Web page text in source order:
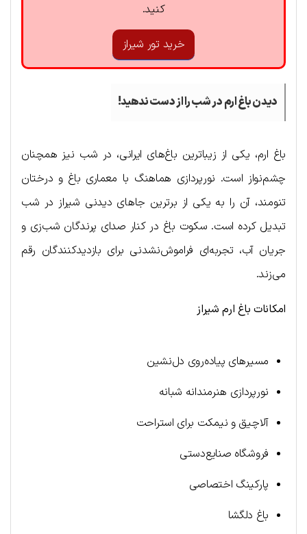
کنید.
خرید تور شیراز
دیدن باغ ارم در شب را از دست ندهید!
باغ ارم، یکی از زیباترین باغ‌های ایرانی، در شب نیز همچنان
چشم‌نواز است. نورپردازی هماهنگ با معماری باغ و درختان
تنومند، آن را به یکی از برترین جاهای دیدنی شیراز در شب
تبدیل کرده است. سکوت باغ در کنار صدای پرندگان شب‌زی و
جریان آب، تجربه‌ای فراموش‌نشدنی برای بازدیدکنندگان رقم
می‌زند.
امکانات باغ ارم شیراز
مسیرهای پیاده‌روی دل‌نشین
نورپردازی هنرمندانه شبانه
آلاچیق و نیمکت برای استراحت
فروشگاه صنایع‌دستی
پارکینگ اختصاصی
باغ دلگشا